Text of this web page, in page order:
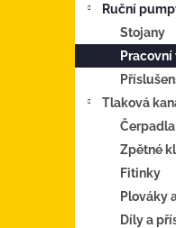
Ruční
Stojany
Tlaková
Zpětné
Fitinky
Plováky
Díly a